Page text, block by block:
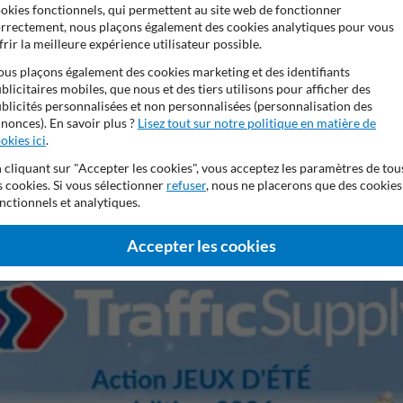
Panneaux d'accès interdit et propriété
privée
de garantie fabricant Stratifé anti-graffiti 99% anti-
fonctionnels, qui permettent au site web de fonctionner
nous plaçons également des cookies analytiques pour vous
la meilleure expérience utilisateur possible.
plaçons également des cookies marketing et des identifiants
mobiles, que nous et des tiers utilisons pour afficher des
personnalisées et non personnalisées (personnalisation des
En savoir plus ? Lisez tout sur notre politique en matière de
ici.
cliquant sur "Accepter les cookies", vous acceptez les paramètres de
cookies. Si vous sélectionner refuser, nous ne placerons que des cookies
et analytiques.
Accepter les cookies